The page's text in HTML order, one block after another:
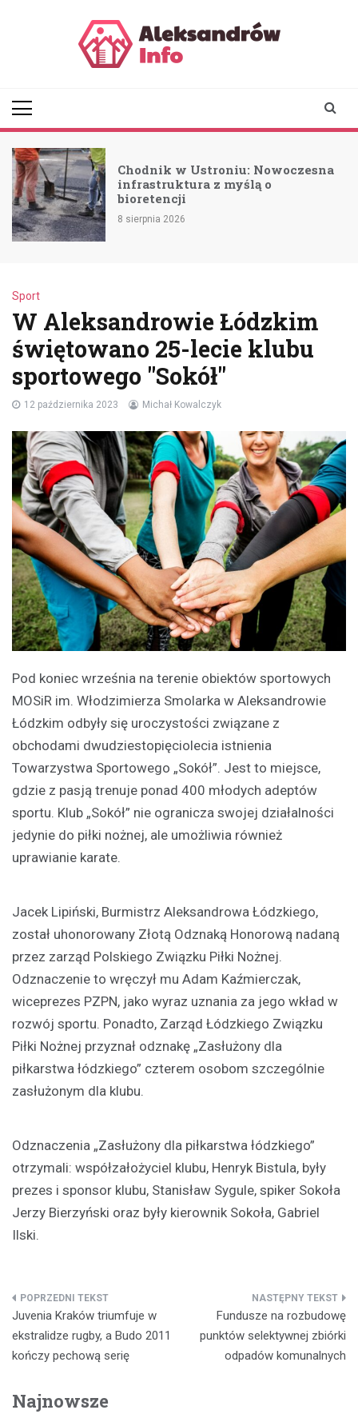
Chodnik w Ustroniu: Nowoczesna
infrastruktura z myślą o
bioretencji
8 sierpnia 2026
Sport
W Aleksandrowie Łódzkim
świętowano 25-lecie klubu
sportowego "Sokół"
12 października 2023 Michał Kowalczyk
Pod koniec września na terenie obiektów sportowych
MOSiR im. Włodzimierza Smolarka w Aleksandrowie
Łódzkim odbyły się uroczystości związane z
obchodami dwudziestopięciolecia istnienia
Towarzystwa Sportowego „Sokół”. Jest to miejsce,
gdzie z pasją trenuje ponad 400 młodych adeptów
sportu. Klub „Sokół” nie ogranicza swojej działalności
jedynie do piłki nożnej, ale umożliwia również
uprawianie karate.
Jacek Lipiński, Burmistrz Aleksandrowa Łódzkiego,
został uhonorowany Złotą Odznaką Honorową nadaną
przez zarząd Polskiego Związku Piłki Nożnej.
Odznaczenie to wręczył mu Adam Kaźmierczak,
wiceprezes PZPN, jako wyraz uznania za jego wkład w
rozwój sportu. Ponadto, Zarząd Łódzkiego Związku
Piłki Nożnej przyznał odznakę „Zasłużony dla
piłkarstwa łódzkiego” czterem osobom szczególnie
zasłużonym dla klubu.
Odznaczenia „Zasłużony dla piłkarstwa łódzkiego”
otrzymali: współzałożyciel klubu, Henryk Bistula, były
prezes i sponsor klubu, Stanisław Sygule, spiker Sokoła
Jerzy Bierzyński oraz były kierownik Sokoła, Gabriel
Ilski.
Nawigacja
wpisu
Juvenia Kraków triumfuje w
ekstralidze rugby, a Budo 2011
kończy pechową serię
Fundusze na rozbudowę
punktów selektywnej zbiórki
odpadów komunalnych
Najnowsze